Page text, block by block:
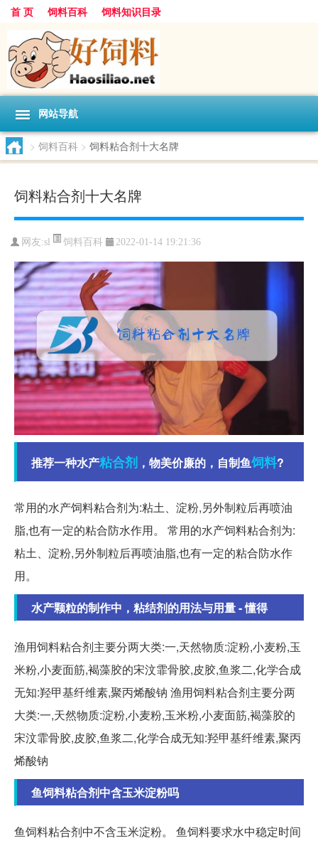
首 页 饲料百科 饲料知识目录
网站导航
> 饲料百科 > 饲料粘合剂十大名牌
饲料粘合剂十大名牌
网友:sl 饲料百科 2022-01-14 19:21:36
推荐一种水产粘合剂 ，物美价廉的，自制鱼饲料?
常用的水产饲料粘合剂为:粘土、淀粉,另外制粒后再喷油
脂,也有一定的粘合防水作用。 常用的水产饲料粘合剂为:
粘土、淀粉,另外制粒后再喷油脂,也有一定的粘合防水作
用。
水产颗粒的制作中，粘结剂的用法与用量 - 懂得
渔用饲料粘合剂主要分两大类:一,天然物质:淀粉,小麦粉,玉
米粉,小麦面筋,褐藻胶的宋汶霏骨胶,皮胶,鱼浆二,化学合成
无知:羟甲基纤维素,聚丙烯酸钠 渔用饲料粘合剂主要分两
大类:一,天然物质:淀粉,小麦粉,玉米粉,小麦面筋,褐藻胶的
宋汶霏骨胶,皮胶,鱼浆二,化学合成无知:羟甲基纤维素,聚丙
烯酸钠
鱼饲料粘合剂中含玉米淀粉吗
鱼饲料粘合剂中不含玉米淀粉。 鱼饲料要求水中稳定时间